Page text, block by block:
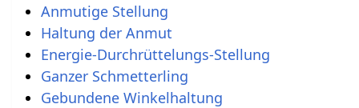
Anmutige Stellung
Haltung der Anmut
Energie-Durchrüttelungs-Stellung
Ganzer Schmetterling
Gebundene Winkelhaltung